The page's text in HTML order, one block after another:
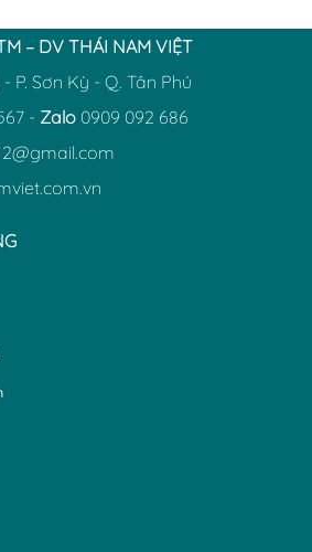
– DV THÁI NAM VIỆT
P. Sơn Kỳ - Q. Tân Phú
- Zalo 0909 092 686